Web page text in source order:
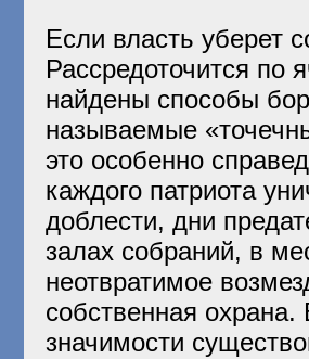
Если власть уберет
Рассредоточится по
найдены способы
называемые
это особенно
каждого патриота
доблести, дни
залах собраний, в
неотвратимое
собственная
значимости